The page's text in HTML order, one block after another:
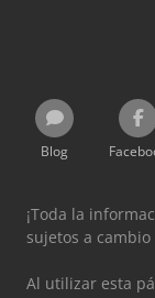
Blog
¡Toda la
sujetos a
Al utilizar esta